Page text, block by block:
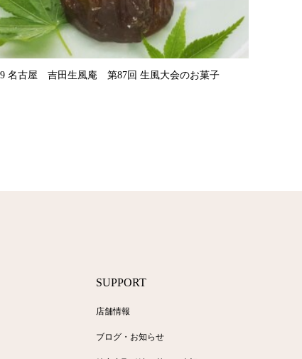
名古屋 吉田生風庵 第87回 生風大会のお菓子
SUPPORT
店舗情報
ブログ・お知らせ